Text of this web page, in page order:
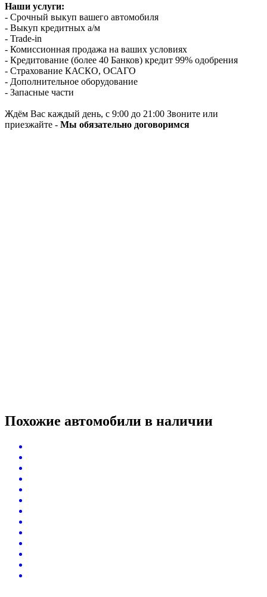
Наши услуги:
- Срочный выкуп вашего автомобиля
- Выкуп кредитных а/м
- Trade-in
- Комиссионная продажа на ваших условиях
- Кредитование (более 40 Банков) кредит 99% одобрения
- Страхование КАСКО, ОСАГО
- Дополнительное оборудование
- Запасные части
Ждём Вас каждый день, с 9:00 до 21:00 Звоните или
приезжайте - Мы обязательно договоримся
Похожие автомобили в наличии